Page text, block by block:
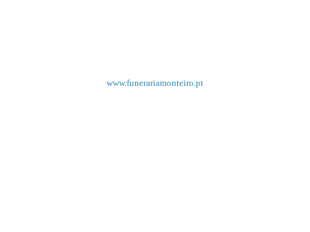
www.funerariamonteiro.pt